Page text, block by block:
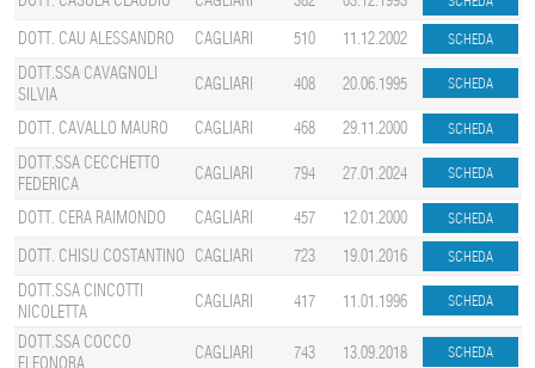
DOTT. CAU ALESSANDRO
CAGLIARI 510
11.12.2002
DOTT.SSA CAVAGNOLI
SILVIA
CAGLIARI 408 20.06.1995
DOTT. CAVALLO MAURO CAGLIARI 468
29.11.2000
DOTT.SSA CECCHETTO
FEDERICA
CAGLIARI 794 27.01.2024
DOTT. CERA RAIMONDO CAGLIARI 457
12.01.2000
DOTT. CHISU COSTANTINO CAGLIARI 723
19.01.2016
DOTT.SSA CINCOTTI
NICOLETTA
CAGLIARI 417
11.01.1996
DOTT.SSA COCCO
ELEONORA
CAGLIARI 743
13.09.2018